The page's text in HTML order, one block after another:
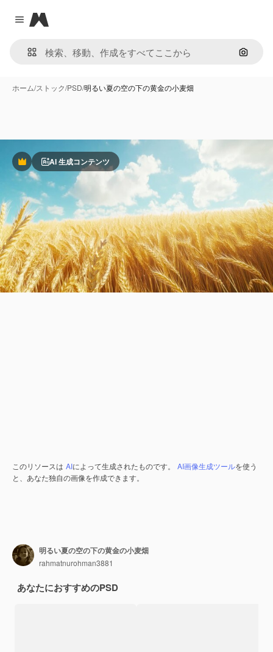
Close menu
Magnific
画像で
ホーム/ストック/PSD/明るい夏の空の下の黄金の小麦畑
PremiumAI 生成コンテンツ
このリソースは AIによって生成されたものです。 AI画像生成ツールを使う
と、あなた独自の画像を作成できます。
明るい夏の空の下の黄金の小麦畑
rahmatnurohman3881
あなたにおすすめのPSD